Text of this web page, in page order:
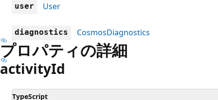
user User
diagnostics CosmosDiagnostics
プロパティの詳細
activityId
TypeScript